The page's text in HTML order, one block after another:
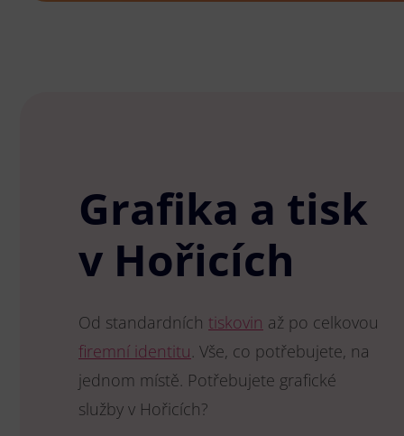
Grafika a tisk
v Hořicích
Od standardních tiskovin až po celkovou
firemní identitu. Vše, co potřebujete, na
jednom místě. Potřebujete grafické
služby v Hořicích?